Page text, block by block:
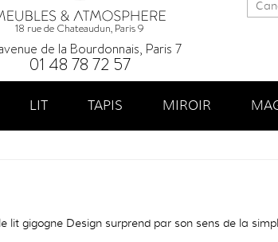
18 rue de Chateaudun, Paris 9
de la Bourdonnais, Paris 7
01 48 78 72 57
LIT TAPIS MIROIR
gigogne Design surprend par son sens de la